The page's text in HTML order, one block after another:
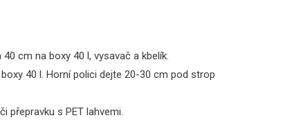
cm na boxy 40 l, vysavač a kbelík.
40 l. Horní polici dejte 20-30 cm pod strop
přepravku s PET lahvemi.